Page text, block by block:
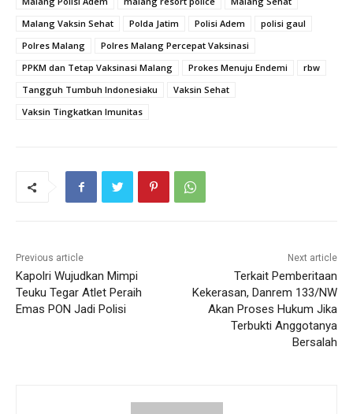
Malang Vaksin Sehat
Polda Jatim Polisi Adem
polisi gaul
Polres Malang
Polres Malang Percepat Vaksinasi
PPKM dan Tetap Vaksinasi Malang
Prokes Menuju Endemi
rbw
Tangguh Tumbuh Indonesiaku
Vaksin Sehat
Vaksin Tingkatkan Imunitas
Previous article
Kapolri Wujudkan Mimpi
Teuku Tegar Atlet Peraih
Emas PON Jadi Polisi
Next article
Terkait Pemberitaan
Kekerasan, Danrem 133/NW
Akan Proses Hukum Jika
Terbukti Anggotanya
Bersalah